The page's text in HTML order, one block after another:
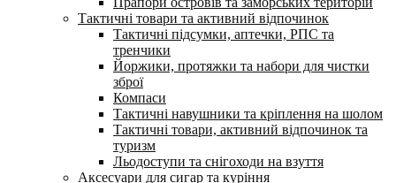
Тактичні товари та активний відпочинок
Тактичні підсумки, аптечки, РПС та
тренчики
Йоржики, протяжки та набори для чистки
зброї
Компаси
Тактичні навушники та кріплення на шолом
Тактичні товари, активний відпочинок та
туризм
Льодоступи та снігоходи на взуття
Аксесуари для сигар та куріння